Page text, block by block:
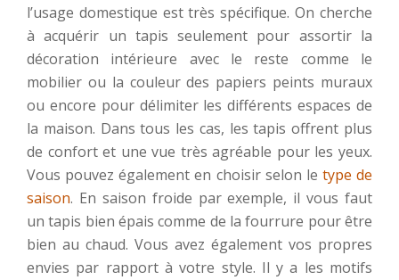
l’usage domestique est très spécifique. On cherche
à acquérir un tapis seulement pour assortir la
décoration intérieure avec le reste comme le
mobilier ou la couleur des papiers peints muraux
ou encore pour délimiter les différents espaces de
la maison. Dans tous les cas, les tapis offrent plus
de confort et une vue très agréable pour les yeux.
Vous pouvez également en choisir selon le type de
saison. En saison froide par exemple, il vous faut
un tapis bien épais comme de la fourrure pour être
bien au chaud. Vous avez également vos propres
envies par rapport à votre style. Il y a les motifs